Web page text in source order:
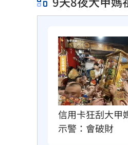
信用卡狂刮大甲
示警：會破財